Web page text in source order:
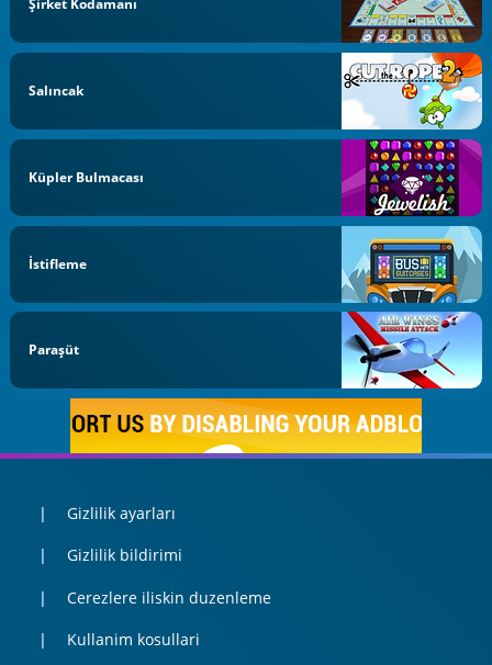
Şirket Kodamanı
Salıncak
Küpler Bulmacası
İstifleme
Paraşüt
Gizlilik ayarları
Gizlilik bildirimi
Cerezlere iliskin duzenleme
Kullanim kosullari